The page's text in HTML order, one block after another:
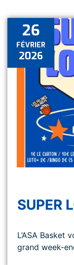
26
FÉVRIER
2026
SUPER
L’ASA Basket
grand week-